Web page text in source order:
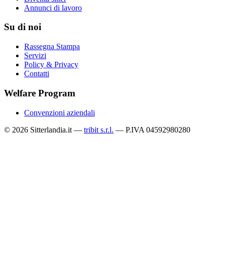
Annunci di lavoro
Su di noi
Rassegna Stampa
Servizi
Policy & Privacy
Contatti
Welfare Program
Convenzioni aziendali
© 2026 Sitterlandia.it — tribit s.r.l. — P.IVA 04592980280